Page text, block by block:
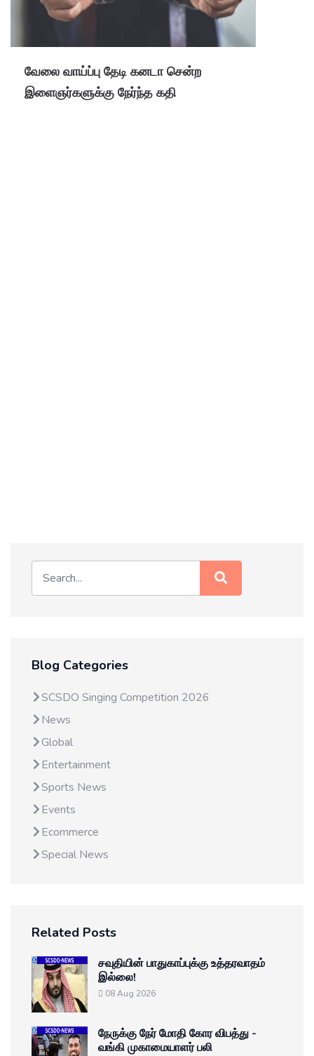
வேலை வாய்ப்பு தேடி கனடா சென்ற
இளைஞர்களுக்கு நேர்ந்த கதி
Blog Categories
SCSDO Singing Competition 2026
News
Global
Entertainment
Sports News
Events
Ecommerce
Special News
Related Posts
சவுதியின் பாதுகாப்புக்கு உத்தரவாதம்
இல்லை!
08 Aug 2026
நேருக்கு நேர் மோதி கோர விபத்து -
வங்கி முகாமையாளர் பலி